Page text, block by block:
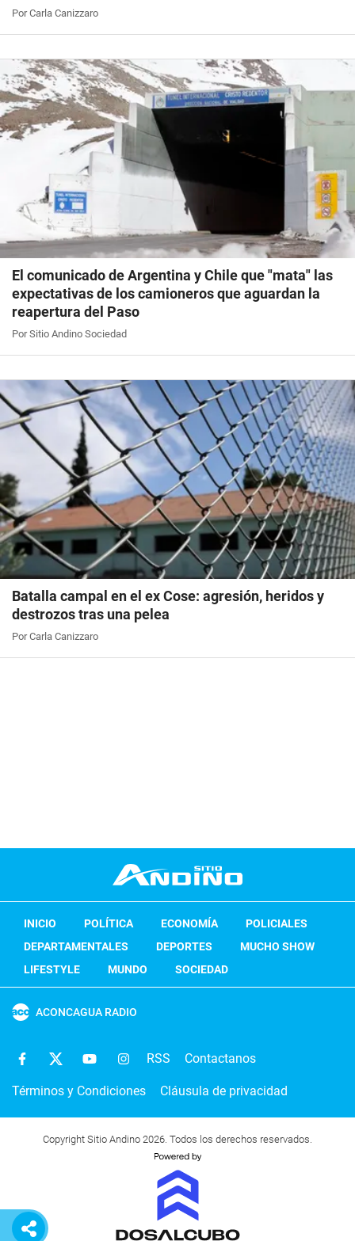
Por Carla Canizzaro
El comunicado de Argentina y Chile que "mata" las
expectativas de los camioneros que aguardan la
reapertura del Paso
Por Sitio Andino Sociedad
Batalla campal en el ex Cose: agresión, heridos y
destrozos tras una pelea
Por Carla Canizzaro
INICIO POLÍTICA ECONOMÍA
POLICIALES
DEPARTAMENTALES
DEPORTES
MUCHO SHOW
LIFESTYLE
MUNDO SOCIEDAD
ACONCAGUA RADIO
RSS Contactanos
Términos y Condiciones Cláusula de privacidad
Copyright Sitio Andino 2026. Todos los derechos reservados.